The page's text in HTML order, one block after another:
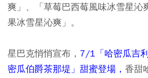
爽​」、「草莓巴西莓風味冰雪星沁
果冰雪星沁爽」​。
星巴克悄悄宣布， 7/1「哈密瓜吉
密瓜伯爵茶那堤」甜蜜登場， 香甜